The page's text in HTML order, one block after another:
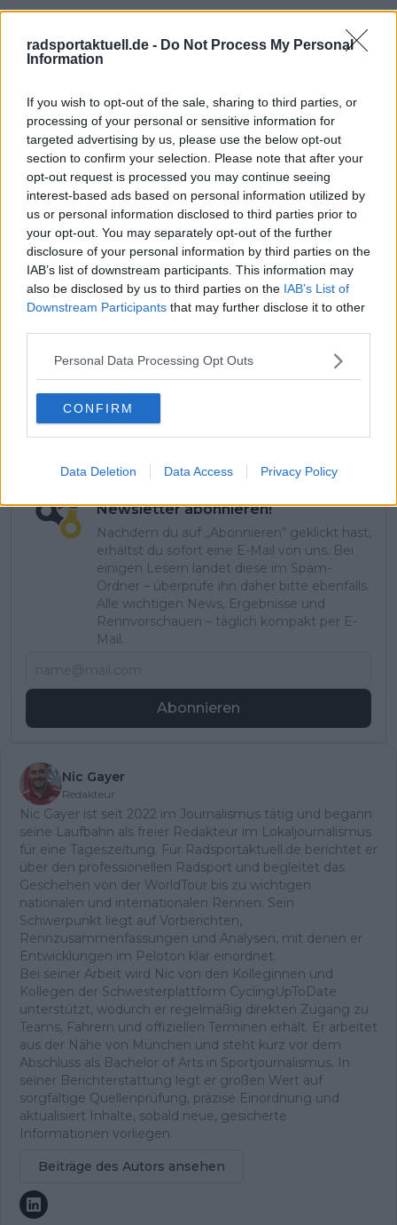
radsportaktuell.de - Do Not Process My Personal
Information
If you wish to opt-out of the sale, sharing to third parties, or
processing of your personal or sensitive information for
targeted advertising by us, please use the below opt-out
section to confirm your selection. Please note that after your
opt-out request is processed you may continue seeing
interest-based ads based on personal information utilized by
us or personal information disclosed to third parties prior to
your opt-out. You may separately opt-out of the further
disclosure of your personal information by third parties on the
IAB’s list of downstream participants. This information may
also be disclosed by us to third parties on the IAB’s List of
Downstream Participants that may further disclose it to other
Personal Data Processing Opt Outs
CONFIRM
Data Deletion Data Access Privacy Policy
Newsletter abonnieren!
Nachdem du auf „Abonnieren“ geklickt hast,
erhältst du sofort eine E-Mail von uns. Bei
einigen Lesern landet diese im Spam-
Ordner – überprüfe ihn daher bitte ebenfalls.
Alle wichtigen News, Ergebnisse und
Rennvorschauen – täglich kompakt per E-
Mail.
Abonnieren
Nic Gayer
Redakteur
Nic Gayer ist seit 2022 im Journalismus tätig und begann
seine Laufbahn als freier Redakteur im Lokaljournalismus
für eine Tageszeitung. Für Radsportaktuell.de berichtet er
über den professionellen Radsport und begleitet das
Geschehen von der WorldTour bis zu wichtigen
nationalen und internationalen Rennen. Sein
Schwerpunkt liegt auf Vorberichten,
Rennzusammenfassungen und Analysen, mit denen er
Entwicklungen im Peloton klar einordnet.
Bei seiner Arbeit wird Nic von den Kolleginnen und
Kollegen der Schwesterplattform CyclingUpToDate
unterstützt, wodurch er regelmäßig direkten Zugang zu
Teams, Fahrern und offiziellen Terminen erhält. Er arbeitet
aus der Nähe von München und steht kurz vor dem
Abschluss als Bachelor of Arts in Sportjournalismus. In
seiner Berichterstattung legt er großen Wert auf
sorgfältige Quellenprüfung, präzise Einordnung und
aktualisiert Inhalte, sobald neue, gesicherte
Informationen vorliegen.
Beiträge des Autors ansehen